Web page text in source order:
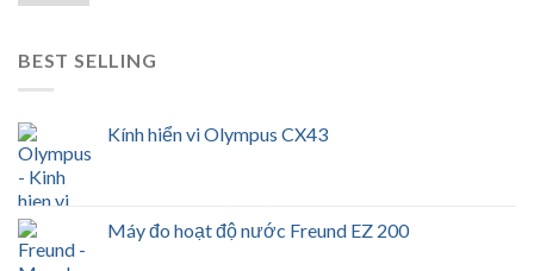
BEST SELLING
Kính hiển vi Olympus CX43
Máy đo hoạt độ nước Freund EZ 200